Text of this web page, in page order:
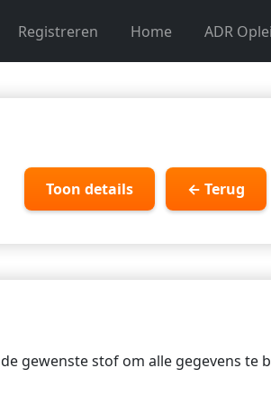
Registreren Home ADR
Toon details ← Terug
gewenste stof om alle gegevens